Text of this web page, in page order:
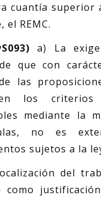
cuantía superior
el REMC.
a) La
de que con
las
los criterios
mediante la
no es
sujetos a la
del
como